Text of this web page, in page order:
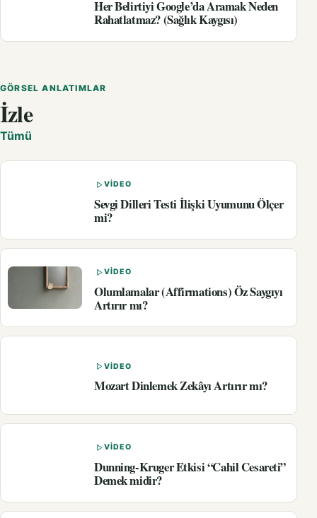
Her Belirtiyi Google’da Aramak Neden
Rahatlatmaz? (Sağlık Kaygısı)
GÖRSEL ANLATIMLAR
İzle
Tümü
VIDEO
Sevgi Dilleri Testi İlişki Uyumunu Ölçer
mi?
VIDEO
Olumlamalar (Affirmations) Öz Saygıyı
Artırır mı?
VIDEO
Mozart Dinlemek Zekâyı Artırır mı?
VIDEO
Dunning-Kruger Etkisi “Cahil Cesareti”
Demek midir?